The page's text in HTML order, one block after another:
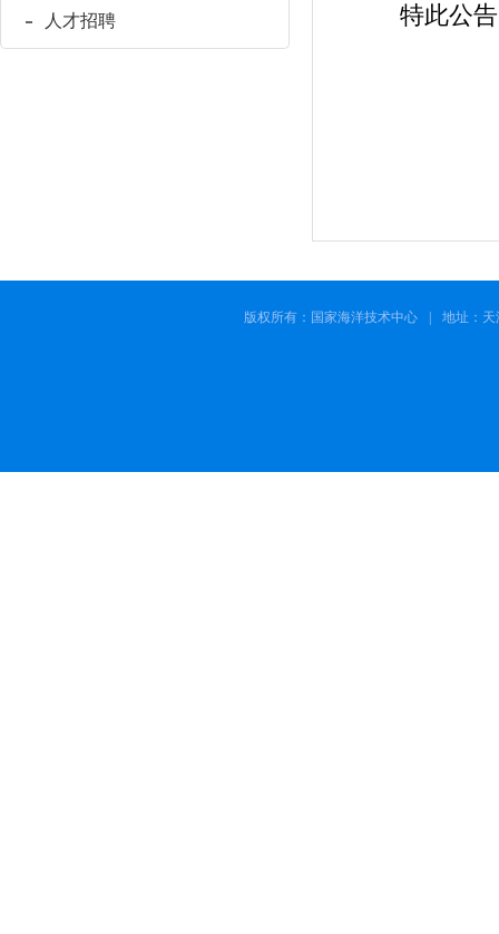
人才招聘
特此公告
版权所有：国家海洋技术中心 地址：天